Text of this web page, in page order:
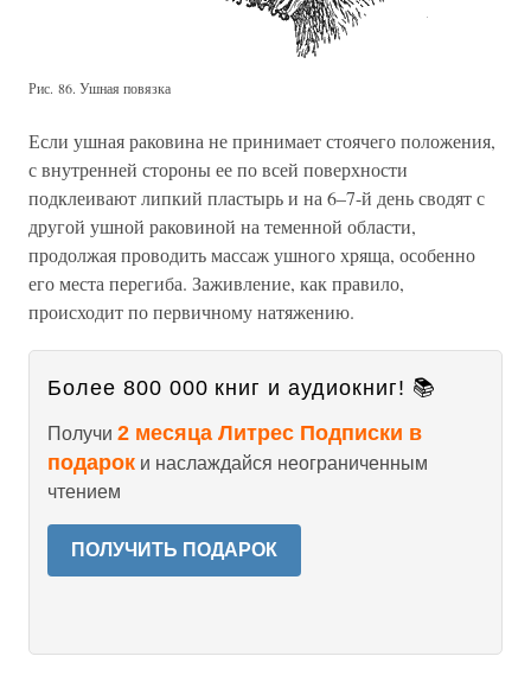
Рис. 86. Ушная повязка
Если ушная раковина не принимает стоячего положения,
с внутренней стороны ее по всей поверхности
подклеивают липкий пластырь и на 6–7-й день сводят с
другой ушной раковиной на теменной области,
продолжая проводить массаж ушного хряща, особенно
его места перегиба. Заживление, как правило,
происходит по первичному натяжению.
Более 800 000 книг и аудиокниг! 📚
Получи 2 месяца Литрес Подписки в
подарок и наслаждайся неограниченным
чтением
ПОЛУЧИТЬ ПОДАРОК